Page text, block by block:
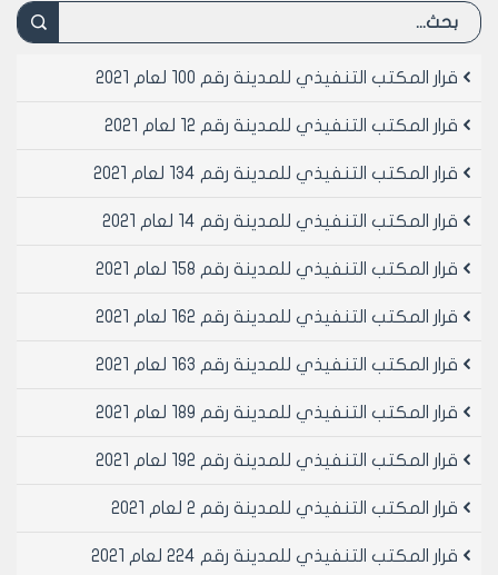
قرار المكتب التنفيذي للمدينة رقم 100 لعام 2021
قرار المكتب التنفيذي للمدينة رقم 12 لعام 2021
قرار المكتب التنفيذي للمدينة رقم 134 لعام 2021
قرار المكتب التنفيذي للمدينة رقم 14 لعام 2021
قرار المكتب التنفيذي للمدينة رقم 158 لعام 2021
قرار المكتب التنفيذي للمدينة رقم 162 لعام 2021
قرار المكتب التنفيذي للمدينة رقم 163 لعام 2021
قرار المكتب التنفيذي للمدينة رقم 189 لعام 2021
قرار المكتب التنفيذي للمدينة رقم 192 لعام 2021
قرار المكتب التنفيذي للمدينة رقم 2 لعام 2021
قرار المكتب التنفيذي للمدينة رقم 224 لعام 2021